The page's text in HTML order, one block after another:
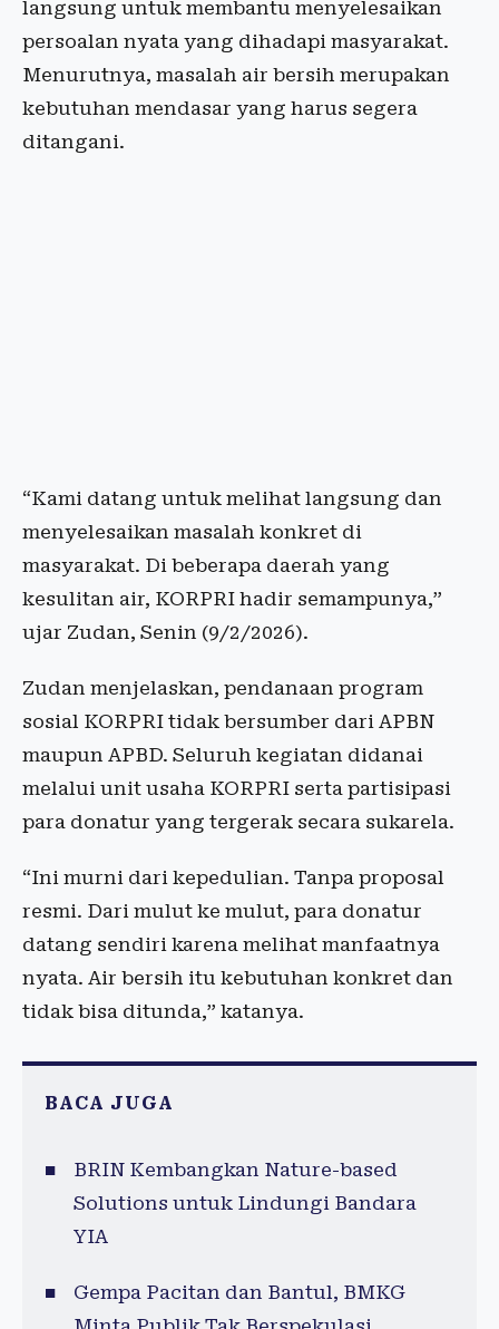
langsung untuk membantu menyelesaikan
persoalan nyata yang dihadapi masyarakat.
Menurutnya, masalah air bersih merupakan
kebutuhan mendasar yang harus segera
ditangani.
“Kami datang untuk melihat langsung dan
menyelesaikan masalah konkret di
masyarakat. Di beberapa daerah yang
kesulitan air, KORPRI hadir semampunya,”
ujar Zudan, Senin (9/2/2026).
Zudan menjelaskan, pendanaan program
sosial KORPRI tidak bersumber dari APBN
maupun APBD. Seluruh kegiatan didanai
melalui unit usaha KORPRI serta partisipasi
para donatur yang tergerak secara sukarela.
“Ini murni dari kepedulian. Tanpa proposal
resmi. Dari mulut ke mulut, para donatur
datang sendiri karena melihat manfaatnya
nyata. Air bersih itu kebutuhan konkret dan
tidak bisa ditunda,” katanya.
BACA JUGA
BRIN Kembangkan Nature-based
Solutions untuk Lindungi Bandara
YIA
Gempa Pacitan dan Bantul, BMKG